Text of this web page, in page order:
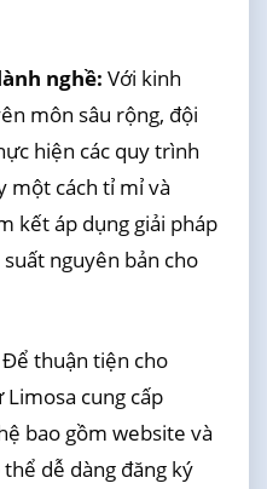
nghề: Với kinh
môn sâu rộng, đội
hiện các quy trình
một cách tỉ mỉ và
kết áp dụng giải pháp
nguyên bản cho
Để thuận tiện cho
Limosa cung cấp
bao gồm website và
dễ dàng đăng ký